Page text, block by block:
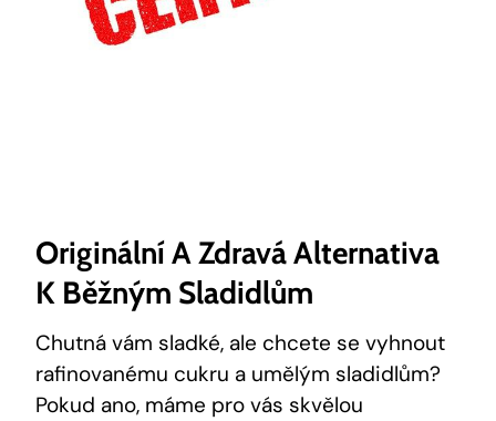
Originální A Zdravá Alternativa
K Běžným Sladidlům
Chutná vám sladké, ale chcete se vyhnout
rafinovanému cukru a umělým sladidlům?
Pokud ano, máme pro vás skvělou